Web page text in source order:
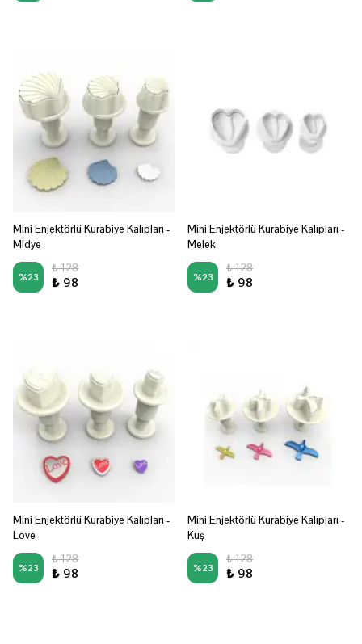
Mini Enjektörlü Kurabiye Kalıpları -
Midye
%23
₺ 128
₺ 98
Mini Enjektörlü Kurabiye Kalıpları -
Melek
%23
₺ 128
₺ 98
Mini Enjektörlü Kurabiye Kalıpları -
Love
%23
₺ 128
₺ 98
Mini Enjektörlü Kurabiye Kalıpları -
Kuş
%23
₺ 128
₺ 98